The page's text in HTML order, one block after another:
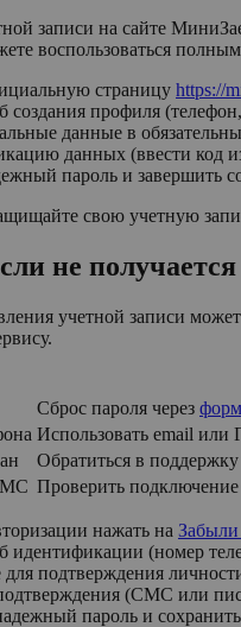
записи на сайте
воспользоваться
страницу https://
создания профиля
данные в
данных (ввести код
пароль и завершить
свою учетную
не
учетной записи
Сброс пароля через
Использовать email или
Обратиться в
Проверить подключение
нажать на Забыли
идентификации (номер
подтверждения
(СМС или
пароль и